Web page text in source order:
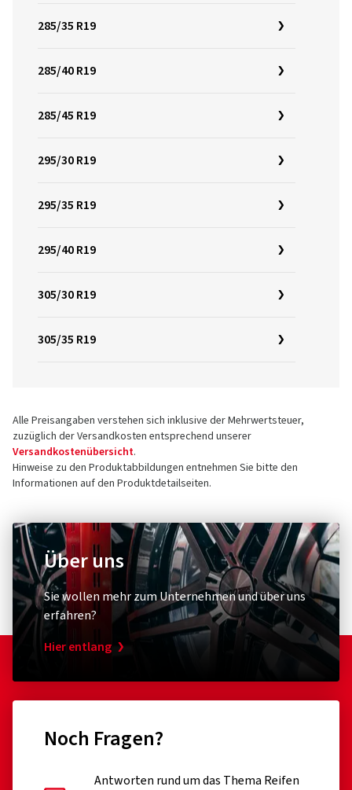
285/35 R19
285/40 R19
285/45 R19
295/30 R19
295/35 R19
295/40 R19
305/30 R19
305/35 R19
Alle Preisangaben verstehen sich inklusive der Mehrwertsteuer,
zuzüglich der Versandkosten entsprechend unserer
Versandkostenübersicht.
Hinweise zu den Produktabbildungen entnehmen Sie bitte den
Informationen auf den Produktdetailseiten.
Über uns
Sie wollen mehr zum Unternehmen und über uns
erfahren?
Hier entlang
Noch Fragen?
Antworten rund um das Thema Reifen